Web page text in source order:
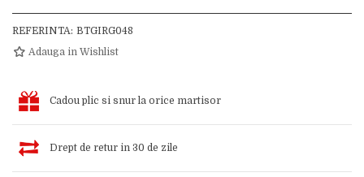
REFERINTA: BTGIRG048
Adauga in Wishlist
Cadou plic si snur la orice martisor
Drept de retur in 30 de zile